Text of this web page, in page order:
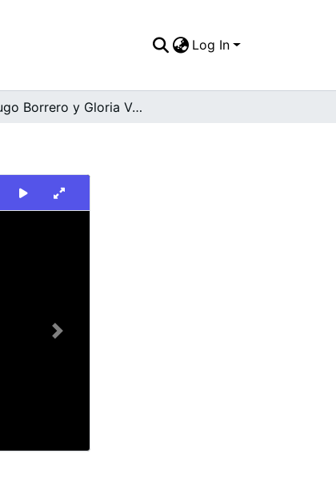
Log In
Hugo Borrero y Gloria Velasco en el Club Colombia
Next